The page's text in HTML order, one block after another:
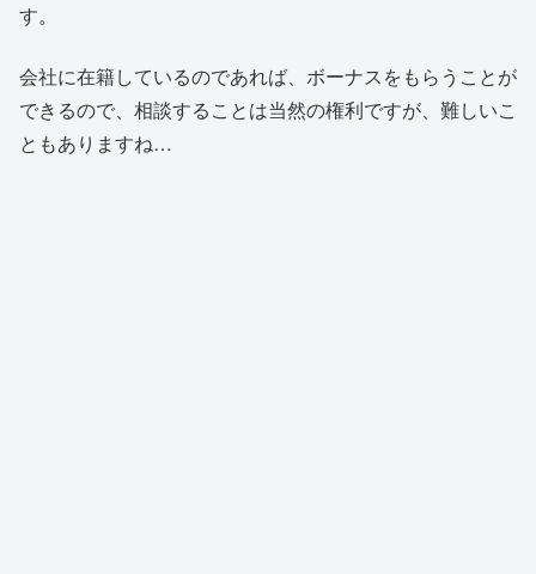
す。
会社に在籍しているのであれば、ボーナスをもらうことが
できるので、相談することは当然の権利ですが、難しいこ
ともありますね…